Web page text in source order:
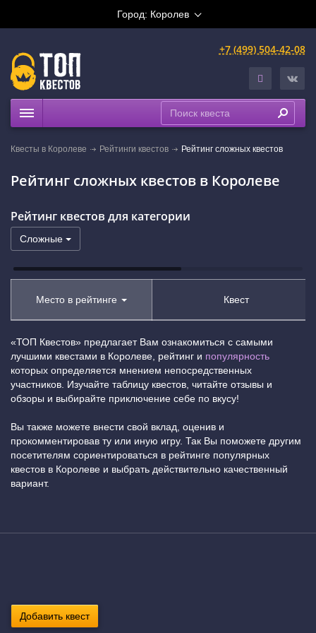
Город: Королев
+7 (499) 504-42-08
На карте
Квесты в Королеве Рейтинги квестов Рейтинг сложных квестов
Рейтинг сложных квестов в Королеве
Рейтинг квестов для категории
Сложные
Место в рейтинге Квест
«ТОП Квестов» предлагает Вам ознакомиться с самыми
лучшими квестами в Королеве, рейтинг и популярность
которых определяется мнением непосредственных
участников. Изучайте таблицу квестов, читайте отзывы и
обзоры и выбирайте приключение себе по вкусу!
Вы также можете внести свой вклад, оценив и
прокомментировав ту или иную игру. Так Вы поможете другим
посетителям сориентироваться в рейтинге популярных
квестов в Королеве и выбрать действительно качественный
вариант.
Добавить квест